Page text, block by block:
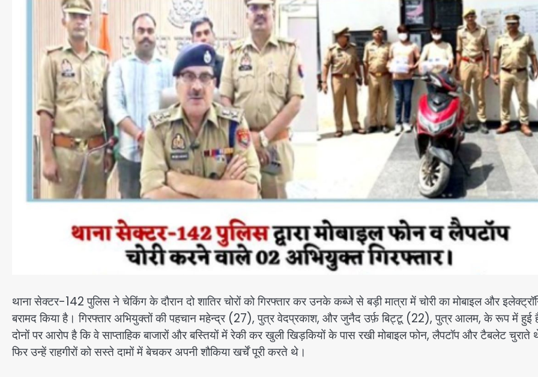
थाना सेक्टर-142 पुलिस ने चेकिंग के दौरान दो शातिर चोरों को गिरफ्तार कर उनके कब्जे से बड़ी मात्रा में चोरी का मोबाइल और
बरामद किया है। गिरफ्तार अभियुक्तों की पहचान महेन्द्र (27), पुत्र वेदप्रकाश, और जुनैद उर्फ़ बिट्टू (22), पुत्र आलम, के रूप में हुई
दोनों पर आरोप है कि वे साप्ताहिक बाजारों और बस्तियों में रेकी कर खुली खिड़कियों के पास रखी मोबाइल फोन, लैपटॉप और टैबलेट
फिर उन्हें राहगीरों को सस्ते दामों में बेचकर अपनी शौकिया खर्चें पूरी करते थे।